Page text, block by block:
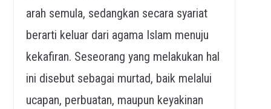
arah semula, sedangkan secara syariat
berarti keluar dari agama Islam menuju
kekafiran. Seseorang yang melakukan hal
ini disebut sebagai murtad, baik melalui
ucapan, perbuatan, maupun keyakinan